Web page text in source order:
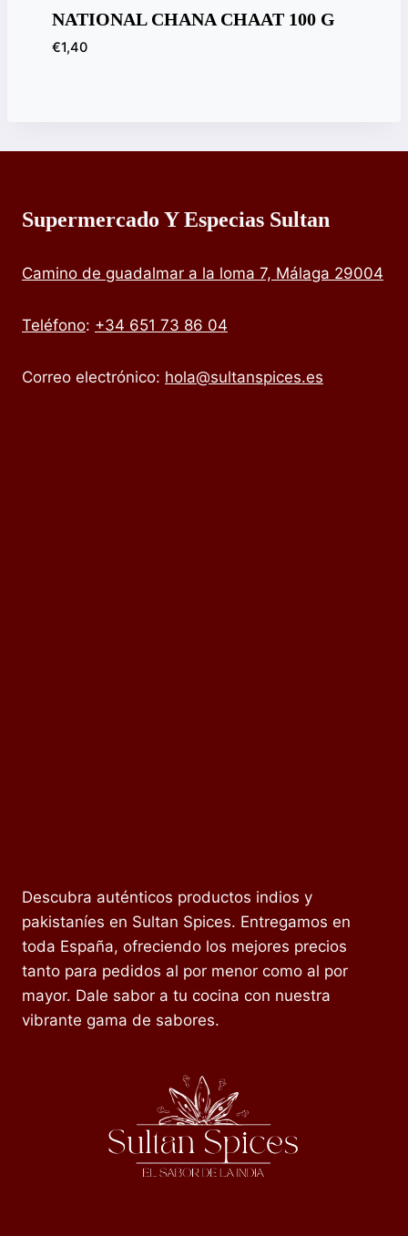
NATIONAL CHANA CHAAT 100 G
€1,40
Supermercado Y Especias Sultan
Camino de guadalmar a la loma 7, Málaga 29004
Teléfono: +34 651 73 86 04
Correo electrónico: hola@sultanspices.es
Descubra auténticos productos indios y
pakistaníes en Sultan Spices. Entregamos en
toda España, ofreciendo los mejores precios
tanto para pedidos al por menor como al por
mayor. Dale sabor a tu cocina con nuestra
vibrante gama de sabores.